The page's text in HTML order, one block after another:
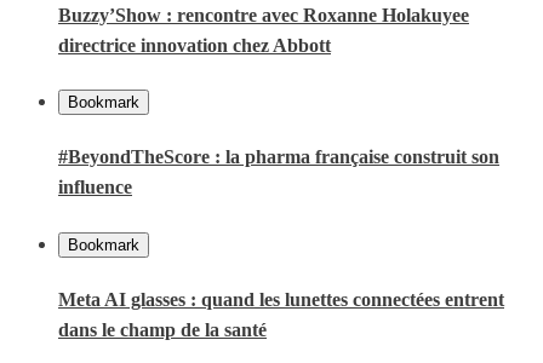
Buzzy’Show : rencontre avec Roxanne Holakuyee
directrice innovation chez Abbott
Bookmark
#BeyondTheScore : la pharma française construit son
influence
Bookmark
Meta AI glasses : quand les lunettes connectées entrent
dans le champ de la santé